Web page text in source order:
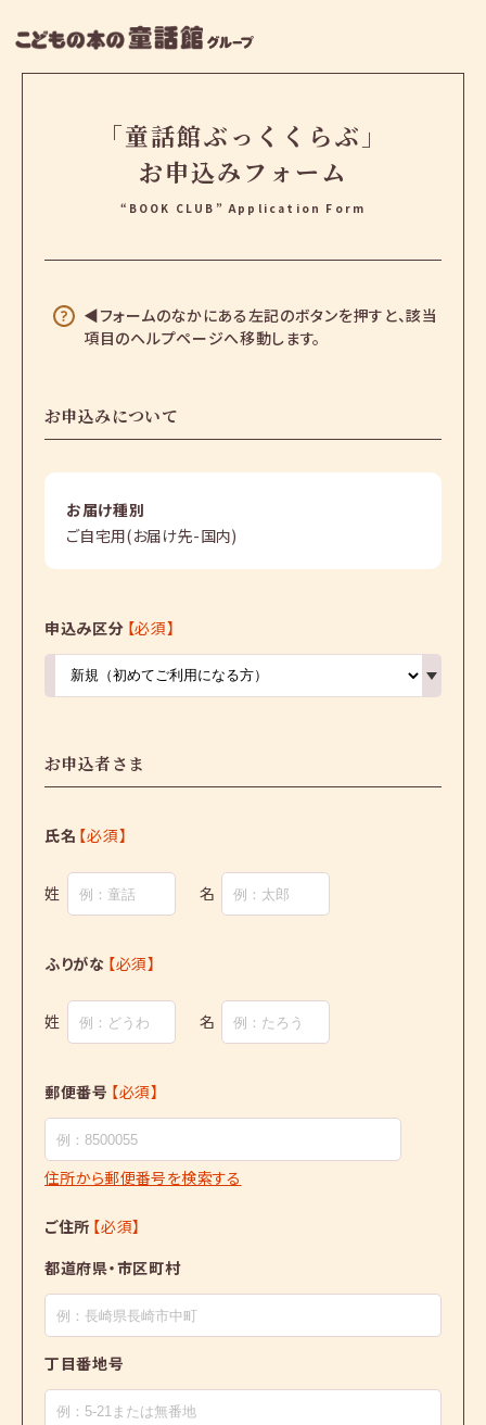
「童話館ぶっくくらぶ」
お申込みフォーム
“BOOK CLUB” Application Form
◀フォームのなかにある左記のボタンを押すと、該当
項目のヘルプページへ移動します。
お申込みについて
お届け種別
ご自宅用(お届け先-国内)
申込み区分 【必須】
お申込者さま
氏名 【必須】
姓 名
ふりがな 【必須】
姓 名
郵便番号 【必須】
住所から郵便番号を検索する
ご住所 【必須】
都道府県・市区町村
丁目番地号